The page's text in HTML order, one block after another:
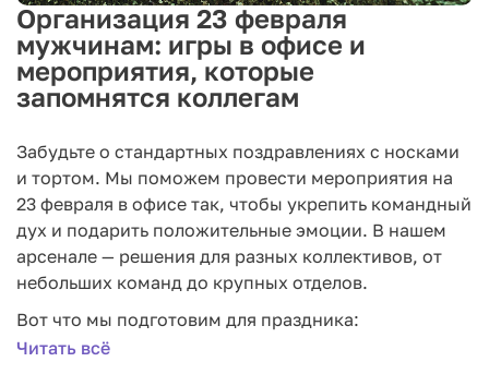
Организация 23 февраля
мужчинам: игры в офисе и
мероприятия, которые
запомнятся коллегам
Забудьте о стандартных поздравлениях с носками
и тортом. Мы поможем провести мероприятия на
23 февраля в офисе так, чтобы укрепить командный
дух и подарить положительные эмоции. В нашем
арсенале — решения для разных коллективов, от
небольших команд до крупных отделов.
Вот что мы подготовим для праздника:
Интеллектуальные баттлы в формате квизов.
Читать всё